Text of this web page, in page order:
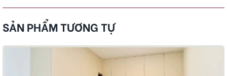
SẢN PHẨM TƯƠNG TỰ